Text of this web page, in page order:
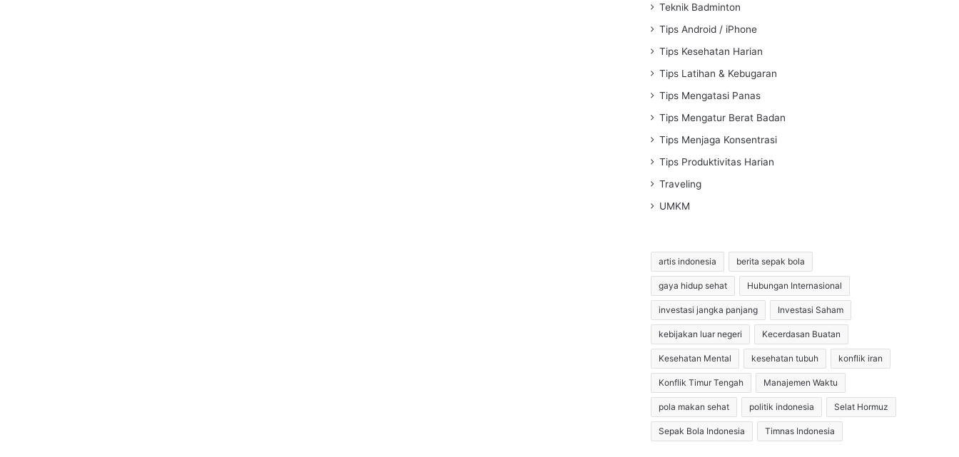
Teknik Badminton
Tips Android / iPhone
Tips Kesehatan Harian
Tips Latihan & Kebugaran
Tips Mengatasi Panas
Tips Mengatur Berat Badan
Tips Menjaga Konsentrasi
Tips Produktivitas Harian
Traveling
UMKM
artis indonesia berita sepak bola
gaya hidup sehat Hubungan Internasional
investasi jangka panjang Investasi Saham
kebijakan luar negeri Kecerdasan Buatan
Kesehatan Mental kesehatan tubuh konflik iran
Konflik Timur Tengah Manajemen Waktu
pola makan sehat politik indonesia Selat Hormuz
Sepak Bola Indonesia Timnas Indonesia